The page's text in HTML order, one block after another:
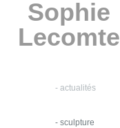
Sophie
Lecomte
- actualités
- sculpture